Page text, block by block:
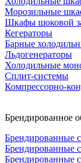
Морозильные
Шкафы шоковой
Кегераторы
Барные
Льдогенераторы
Холодильные
Сплит-системы
Компрессорно-
Брендированное
Брендированные
Брендированные
Брендированные